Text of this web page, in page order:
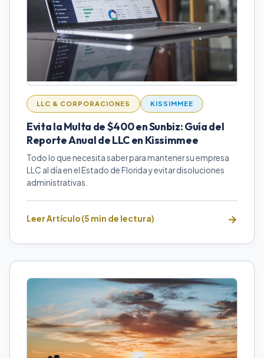
LLC & CORPORACIONES KISSIMMEE
Evita la Multa de $400 en Sunbiz: Guía del
Reporte Anual de LLC en Kissimmee
Todo lo que necesita saber para mantener su empresa
LLC al día en el Estado de Florida y evitar disoluciones
administrativas.
Leer Artículo (5 min de lectura)